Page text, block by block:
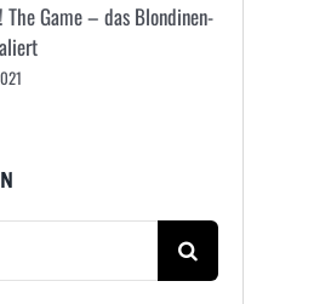
The Game – das Blondinen-